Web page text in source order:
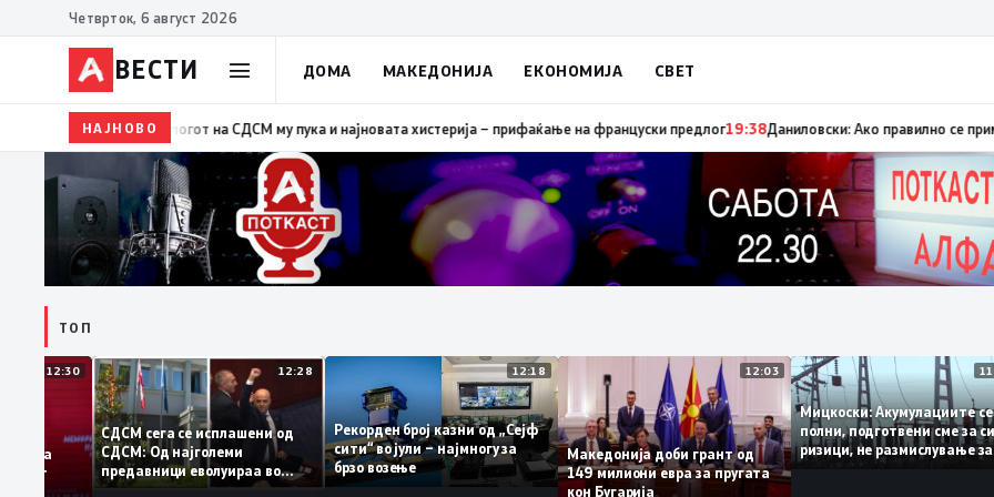
Четврток, 6 август 2026
ВЕСТИ ДОМА МАКЕДОНИЈА ЕКОНОМИЈА СВЕТ
НАЈНОВО
19:39 ВМРО-ДПМНЕ: Како што му пукна меурот од сапуница „мигранти за пари“, така на талогот на СДСМ му пука и најновата
ТОП
12:30
на
12:28
СДСМ сега се исплашени од
СДСМ: Од најголеми
предавници еволуираа во
најголеми патриоти
12:18
Рекорден број казни од „Сејф
сити“ во јули – најмногу за
брзо возење
12:03
Македонија доби грант од
149 милиони евра за пругата
кон Бугарија
Мицкоски:
полни, подготвени сме
ризици, не
поскапување на струјата